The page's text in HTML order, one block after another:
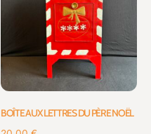
BOÎTE AUX LETTRES DU PÈRE NOËL